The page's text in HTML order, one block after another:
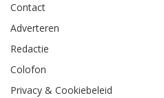
Contact
Adverteren
Redactie
Colofon
Privacy & Cookiebeleid